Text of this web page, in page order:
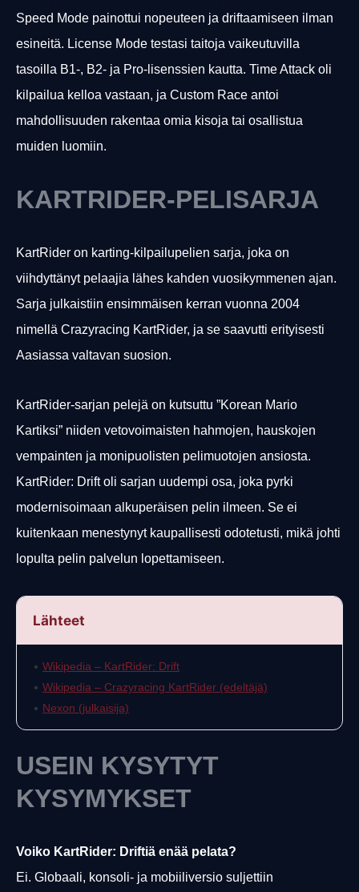
Speed Mode painottui nopeuteen ja driftaamiseen ilman
esineitä. License Mode testasi taitoja vaikeutuvilla
tasoilla B1-, B2- ja Pro-lisenssien kautta. Time Attack oli
kilpailua kelloa vastaan, ja Custom Race antoi
mahdollisuuden rakentaa omia kisoja tai osallistua
muiden luomiin.
KARTRIDER-PELISARJA
KartRider on karting-kilpailupelien sarja, joka on
viihdyttänyt pelaajia lähes kahden vuosikymmenen ajan.
Sarja julkaistiin ensimmäisen kerran vuonna 2004
nimellä Crazyracing KartRider, ja se saavutti erityisesti
Aasiassa valtavan suosion.
KartRider-sarjan pelejä on kutsuttu ”Korean Mario
Kartiksi” niiden vetovoimaisten hahmojen, hauskojen
vempainten ja monipuolisten pelimuotojen ansiosta.
KartRider: Drift oli sarjan uudempi osa, joka pyrki
modernisoimaan alkuperäisen pelin ilmeen. Se ei
kuitenkaan menestynyt kaupallisesti odotetusti, mikä johti
lopulta pelin palvelun lopettamiseen.
Lähteet
• Wikipedia – KartRider: Drift
• Wikipedia – Crazyracing KartRider (edeltäjä)
• Nexon (julkaisija)
USEIN KYSYTYT
KYSYMYKSET
Voiko KartRider: Driftiä enää pelata?
Ei. Globaali, konsoli- ja mobiiliversio suljettiin